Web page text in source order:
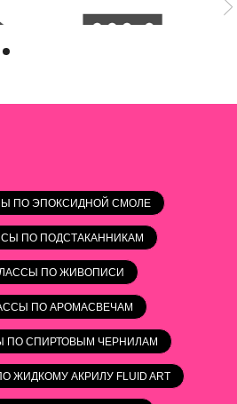
ПО ЭПОКСИДНОЙ СМОЛЕ
ПО ПОДСТАКАННИКАМ
ПО ЖИВОПИСИ
ПО АРОМАСВЕЧАМ
ПО СПИРТОВЫМ ЧЕРНИЛАМ
ЖИДКОМУ АКРИЛУ FLUID ART